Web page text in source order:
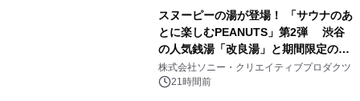
スヌーピーの湯が登場！ 「サウナのあ
とに楽しむPEANUTS」第2弾 渋谷
の人気銭湯「改良湯」と期間限定のコ
ラボレーション サウナイキタイコラ
ボグッズも発売決定！
株式会社ソニー・クリエイティブプロダクツ
21時間前